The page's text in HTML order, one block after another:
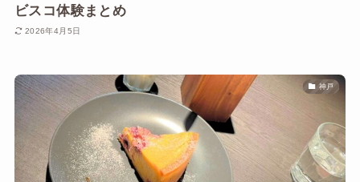
ビスコ体験まとめ
2026年4月5日
神戸